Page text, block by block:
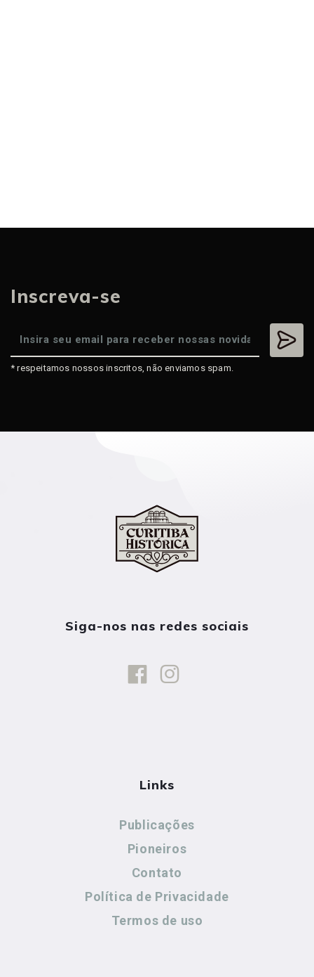
Inscreva-se
* respeitamos nossos inscritos, não enviamos spam.
Siga-nos nas redes sociais
Links
Publicações
Pioneiros
Contato
Política de Privacidade
Termos de uso